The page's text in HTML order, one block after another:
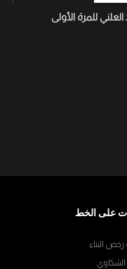
للمرة الأولى
على الخط
رخص البناء
الشكاوي